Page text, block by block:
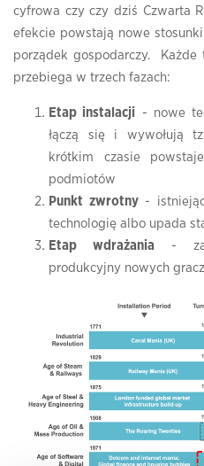
cyfrowa czy czy dziś Czwarta
efekcie powstają nowe
porządek gospodarczy. Każde
przebiega w trzech fazach:
Etap instalacji - nowe
łączą się i wywołują
krótkim czasie
podmiotów
Punkt zwrotny-
technologię albo upada
Etap wdrażania -
produkcyjny nowych